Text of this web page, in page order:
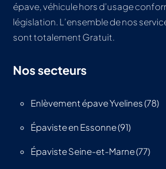
épave, véhicule hors d’usage
législation. L’ensemble de nos
sont totalement Gratuit.
Nos secteurs
Enlèvement épave Yvelines (78)
Épaviste en Essonne (91)
Épaviste Seine-et-Marne (77)